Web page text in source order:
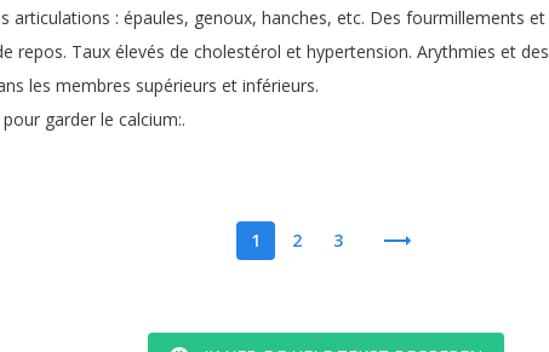
articulations : épaules, genoux, hanches, etc. Des fourmillements et
repos. Taux élevés de cholestérol et hypertension. Arythmies et des
les membres supérieurs et inférieurs.
pour garder le calcium:.
1 2 3